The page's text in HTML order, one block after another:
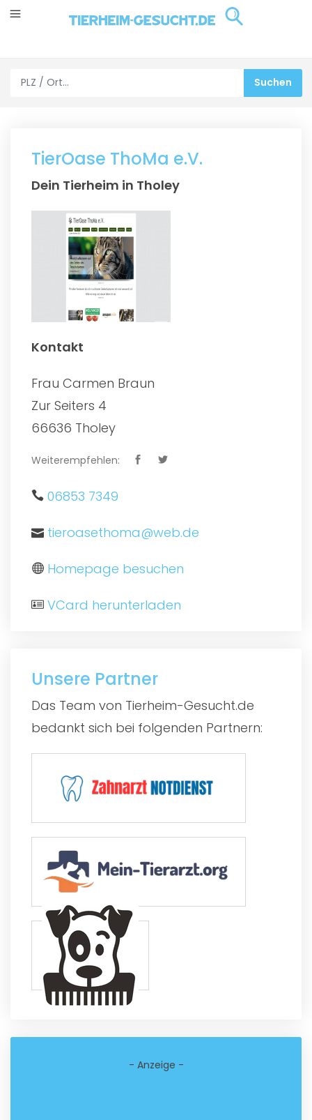
TierOase ThoMa e.V.
Dein Tierheim in Tholey
Kontakt
Frau Carmen Braun
Zur Seiters 4
66636 Tholey
Weiterempfehlen:
06853 7349
tieroasethoma@web.de
Homepage besuchen
VCard herunterladen
Unsere Partner
Das Team von Tierheim-Gesucht.de
bedankt sich bei folgenden Partnern:
- Anzeige -